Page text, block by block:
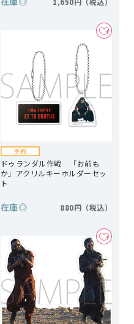
ドゥランダル作戦 「お前も
か」アクリルキーホルダーセッ
ト
在庫◎ 880円